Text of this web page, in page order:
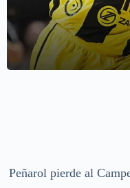
Peñarol pierde al